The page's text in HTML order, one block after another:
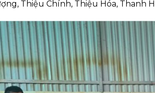
Thiệu Chính, Thiệu Hóa, Thanh